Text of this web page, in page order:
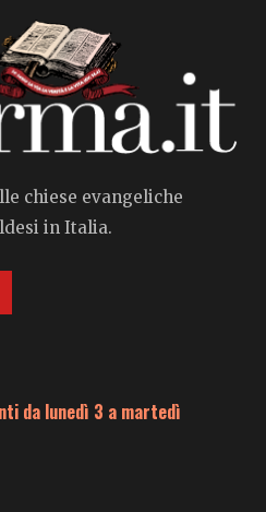
chiese evangeliche
in Italia.
da lunedì 3 a martedì